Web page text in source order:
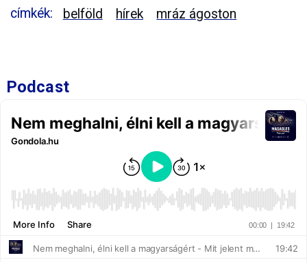
címkék: belföld hírek mráz ágoston
Podcast